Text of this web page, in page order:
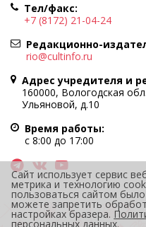
Учредитель КУ ВО
культуры»
Адрес учредителя и
Вологда, ул. Марии
Главный редактор —
Политика в отношении
При полном или
портала гиперссылка на
Редакция не несет
информации,
12+
Тел/факс:
+7 (8172) 21-04-24
Редакционно-
rio@cultinfo.ru
Адрес учредителя и
160000, Вологодская
Ульяновой, д.10
Время работы:
с 8:00 до 17:00
Сайт использует сервис
метрика и технологию
пользоваться сайтом
можете запретить
настройках бразера.
персональных данных.